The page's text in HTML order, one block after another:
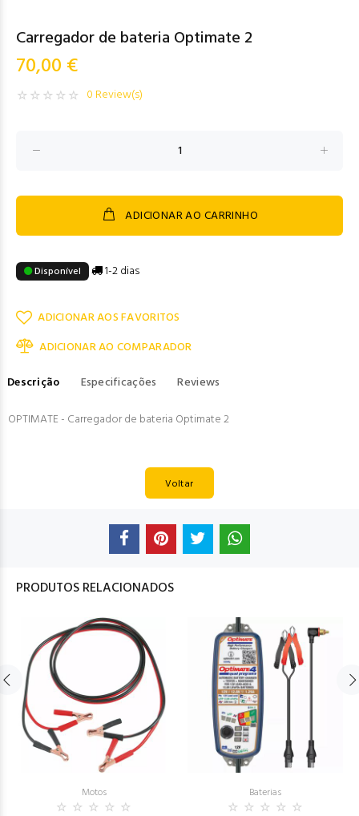
Carregador de bateria Optimate 2
70,00 €
0 Review(s)
ADICIONAR AO CARRINHO
Disponível 1-2 dias
ADICIONAR AOS FAVORITOS
ADICIONAR AO COMPARADOR
Descrição
Especificações
Reviews
OPTIMATE - Carregador de bateria Optimate 2
Voltar
PRODUTOS RELACIONADOS
Motos Baterias